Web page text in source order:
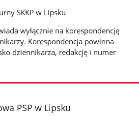
SKKP w Lipsku
wyłącznie na korespondencję
Korespondencja powinna
dziennikarza, redakcję i numer
PSP w Lipsku